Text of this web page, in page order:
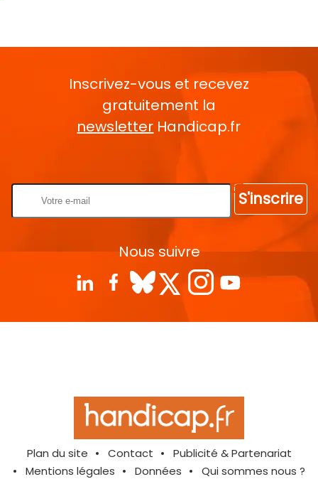
Inscrivez-vous et recevez
gratuitement la
newsletter Handicap.fr
S'inscrire
Nous suivre
Plan du site Contact
Publicité & Partenariat
Mentions légales
Données Qui sommes nous ?